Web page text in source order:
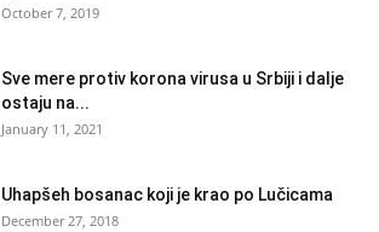
October 7, 2019
Sve mere protiv korona virusa u Srbiji i dalje
ostaju na...
January 11, 2021
Uhapšeh bosanac koji je krao po Lučicama
December 27, 2018